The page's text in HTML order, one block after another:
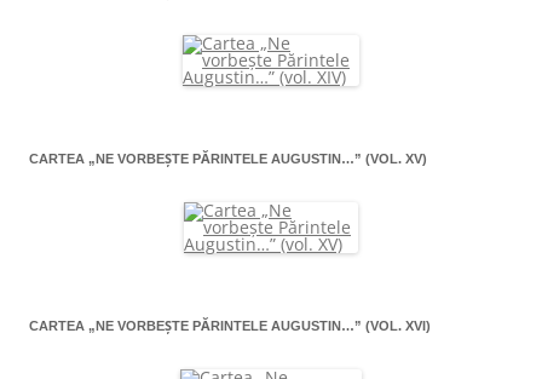
CARTEA „NE VORBEŞTE PĂRINTELE AUGUSTIN…” (VOL. XV)
CARTEA „NE VORBEŞTE PĂRINTELE AUGUSTIN…” (VOL. XVI)